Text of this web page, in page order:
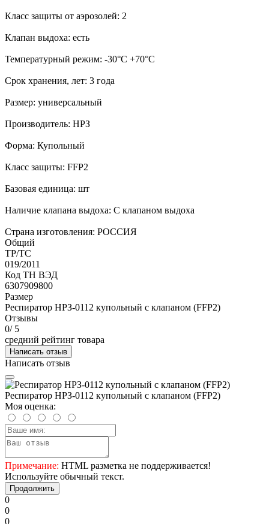
Класс защиты от аэрозолей: 2
Клапан выдоха: есть
Температурный режим: -30°С +70°С
Срок хранения, лет: 3 года
Размер: универсальный
Производитель: НРЗ
Форма: Купольный
Класс защиты: FFP2
Базовая единица: шт
Наличие клапана выдоха: С клапаном выдоха
Страна изготовления: РОССИЯ
Общий
ТР/ТС
019/2011
Код ТН ВЭД
6307909800
Размер
Респиратор НРЗ-0112 купольный с клапаном (FFP2)
Отзывы
0/ 5
средний рейтинг товара
Написать отзыв
Написать отзыв
Респиратор НРЗ-0112 купольный с клапаном (FFP2)
Моя оценка:
Примечание: HTML разметка не поддерживается!
Используйте обычный текст.
Продолжить
0
0
0